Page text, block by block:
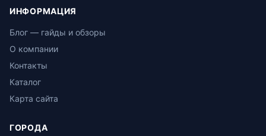
ИНФОРМАЦИЯ
Блог — гайды и обзоры
О компании
Контакты
Каталог
Карта сайта
ГОРОДА